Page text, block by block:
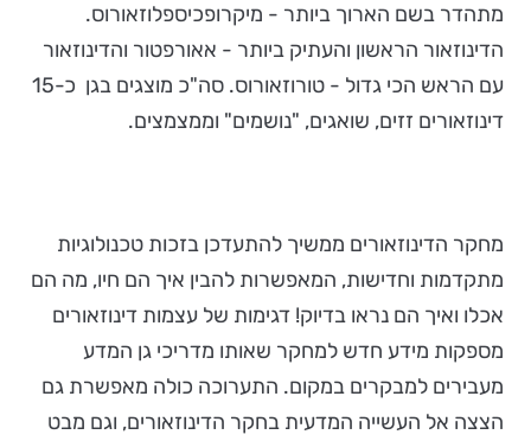
מתהדר בשם הארוך ביותר - מיקרופכיספלוזאורוס.
הדינוזאור הראשון והעתיק ביותר - אאורפטור והדינוזאור
עם הראש הכי גדול - טורוזאורוס. סה"כ מוצגים בגן כ-15
דינוזאורים זזים, שואגים, "נושמים" וממצמצים.
מחקר הדינוזאורים ממשיך להתעדכן בזכות טכנולוגיות
מתקדמות וחדישות, המאפשרות להבין איך הם חיו, מה הם
אכלו ואיך הם נראו בדיוק! דגימות של עצמות דינוזאורים
מספקות מידע חדש למחקר שאותו מדריכי גן המדע
מעבירים למבקרים במקום. התערוכה כולה מאפשרת גם
הצצה אל העשייה המדעית בחקר הדינוזאורים, וגם מבט